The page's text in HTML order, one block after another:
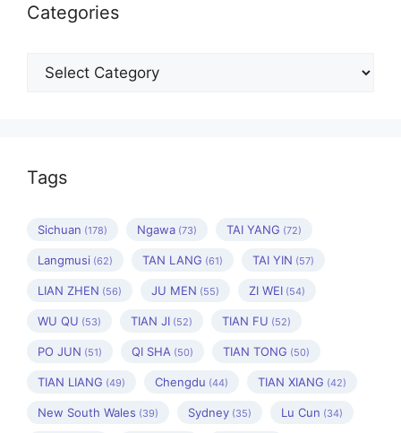
Categories
Categories
Tags
Sichuan (178) Ngawa (73) TAI YANG (72)
Langmusi (62) TAN LANG (61) TAI YIN (57)
LIAN ZHEN (56) JU MEN (55) ZI WEI (54)
WU QU (53) TIAN JI (52) TIAN FU (52)
PO JUN (51) QI SHA (50) TIAN TONG (50)
TIAN LIANG (49) Chengdu (44) TIAN XIANG (42)
New South Wales (39) Sydney (35) Lu Cun (34)